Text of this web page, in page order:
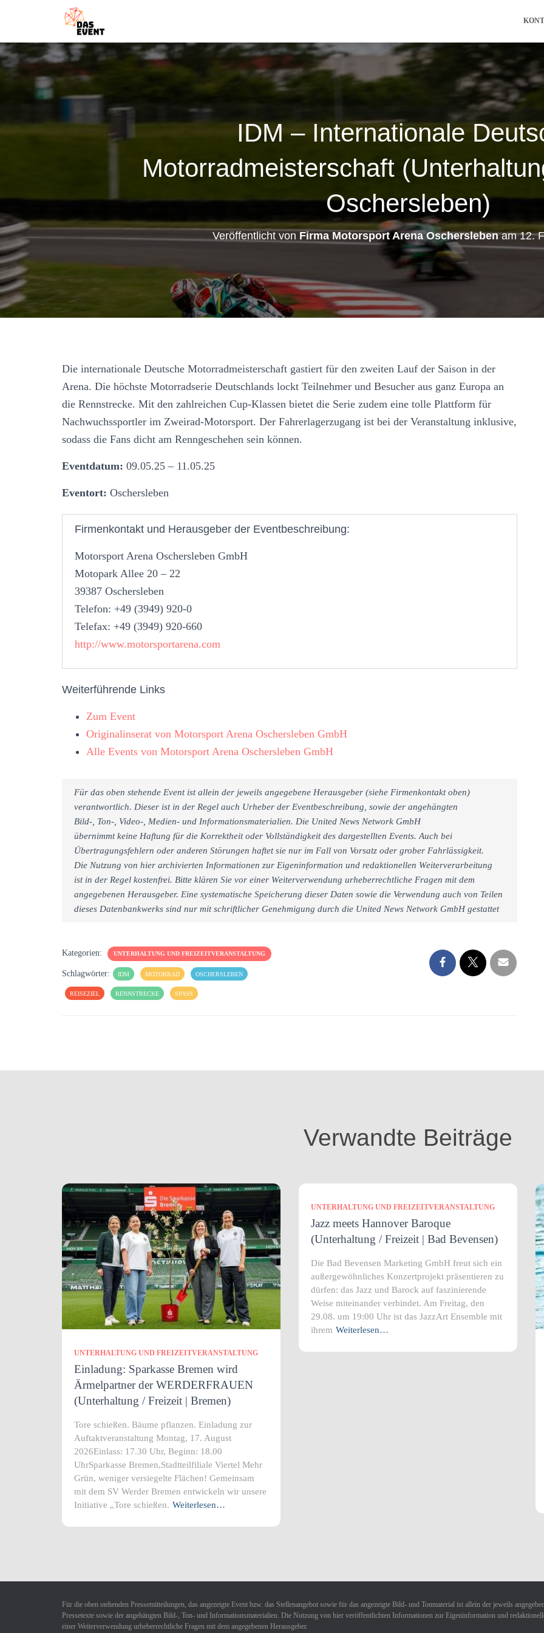
IDM – Internationale
Motorradmeisterschaft
Oschersleben)
Veröffentlicht von Firma Motorsport Arena Oscherslebenam12.
Die internationale Deutsche Motorradmeisterschaft gastiert für den zweiten Lauf der Saison in der
Arena. Die höchste Motorradserie Deutschlands lockt Teilnehmer und Besucher aus ganz Europa an
die Rennstrecke. Mit den zahlreichen Cup-Klassen bietet die Serie zudem eine tolle Plattform für
Nachwuchssportler im Zweirad-Motorsport. Der Fahrerlagerzugang ist bei der Veranstaltung inklusive,
sodass die Fans dicht am Renngeschehen sein können.
Eventdatum: 09.05.25 – 11.05.25
Eventort: Oschersleben
Firmenkontakt und Herausgeber der Eventbeschreibung:
Motorsport Arena Oschersleben GmbH
Motopark Allee 20 – 22
39387 Oschersleben
Telefon: +49 (3949) 920-0
Telefax: +49 (3949) 920-660
http://www.motorsportarena.com
Weiterführende Links
Zum Event
Originalinserat von Motorsport Arena Oschersleben GmbH
Alle Events von Motorsport Arena Oschersleben GmbH
Für das oben stehende Event ist allein der jeweils angegebene Herausgeber (siehe Firmenkontakt oben)
verantwortlich. Dieser ist in der Regel auch Urheber der Eventbeschreibung, sowie der angehängten
Bild-, Ton-, Video-, Medien- und Informationsmaterialien. Die United News Network GmbH
übernimmt keine Haftung für die Korrektheit oder Vollständigkeit des dargestellten Events. Auch bei
Übertragungsfehlern oder anderen Störungen haftet sie nur im Fall von Vorsatz oder grober Fahrlässigkeit.
Die Nutzung von hier archivierten Informationen zur Eigeninformation und redaktionellen Weiterverarbeitung
ist in der Regel kostenfrei. Bitte klären Sie vor einer Weiterverwendung urheberrechtliche Fragen mit dem
angegebenen Herausgeber. Eine systematische Speicherung dieser Daten sowie die Verwendung auch von Teilen
dieses Datenbankwerks sind nur mit schriftlicher Genehmigung durch die United News Network GmbH gestattet
Kategorien: UNTERHALTUNG UND FREIZEITVERANSTALTUNG
Schlagwörter: IDM MOTORRAD OSCHERSLEBEN
REISEZIEL RENNSTRECKE SPASS
Verwandte Beiträge
UNTERHALTUNG UND FREIZEITVERANSTALTUNG
Einladung: Sparkasse Bremen wird
Ärmelpartner der WERDERFRAUEN
(Unterhaltung / Freizeit | Bremen)
Tore schießen. Bäume pflanzen. Einladung zur
Auftaktveranstaltung Montag, 17. August
2026Einlass: 17.30 Uhr, Beginn: 18.00
UhrSparkasse Bremen,Stadtteilfiliale Viertel Mehr
Grün, weniger versiegelte Flächen! Gemeinsam
mit dem SV Werder Bremen entwickeln wir unsere
Initiative „Tore schießen. Weiterlesen…
UNTERHALTUNG UND FREIZEITVERANSTALTUNG
Jazz meets Hannover Baroque
(Unterhaltung / Freizeit | Bad Bevensen)
Die Bad Bevensen Marketing GmbH freut sich ein
außergewöhnliches Konzertprojekt präsentieren zu
dürfen: das Jazz und Barock auf faszinierende
Weise miteinander verbindet. Am Freitag, den
29.08. um 19:00 Uhr ist das JazzArt Ensemble mit
ihrem Weiterlesen…
Für die oben stehenden Pressemitteilungen, das angezeigte Event bzw. das Stellenangebot sowie für das angezeigte Bild- und Tonmaterial ist allein der jeweils
Pressetexte sowie der angehängten Bild-, Ton- und Informationsmaterialien. Die Nutzung von hier veröffentlichten Informationen zur Eigeninformation und
einer Weiterverwendung urheberrechtliche Fragen mit dem angegebenen Herausgeber.